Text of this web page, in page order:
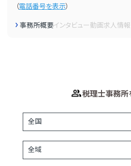
（電話番号を表示）
事務所概要インタビュー動画求人情報
税理士事務所